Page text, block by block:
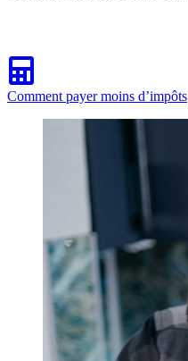
Comment payer moins d’impôts